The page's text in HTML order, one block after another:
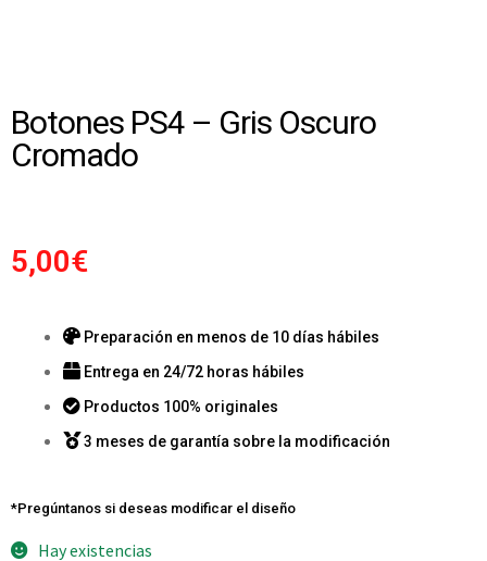
Botones PS4 – Gris Oscuro
Cromado
5,00€
Preparación en menos de 10 días hábiles
Entrega en 24/72 horas hábiles
Productos 100% originales
3 meses de garantía sobre la modificación
*Pregúntanos si deseas modificar el diseño
Hay existencias